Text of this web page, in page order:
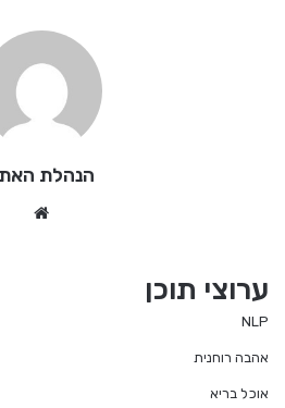
הנהלת
ערוצי תוכן
NLP
אהבה רוחנית
אוכל בריא